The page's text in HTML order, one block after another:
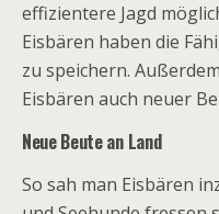
effizientere Jagd
Eisbären haben die
zu speichern.
Eisbären auch neuer
Neue Beute an Land
So sah man Eisbären